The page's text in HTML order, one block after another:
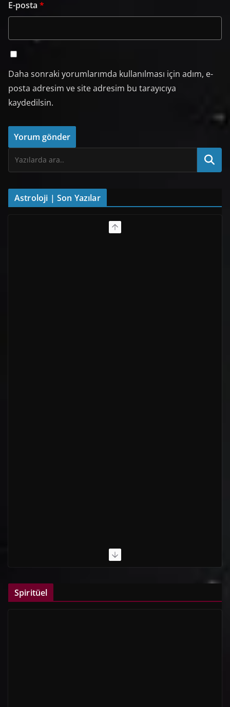
E-posta *
Daha sonraki yorumlarımda kullanılması için adım, e-
posta adresim ve site adresim bu tarayıcıya
kaydedilsin.
Astroloji | Son Yazılar
Spiritüel